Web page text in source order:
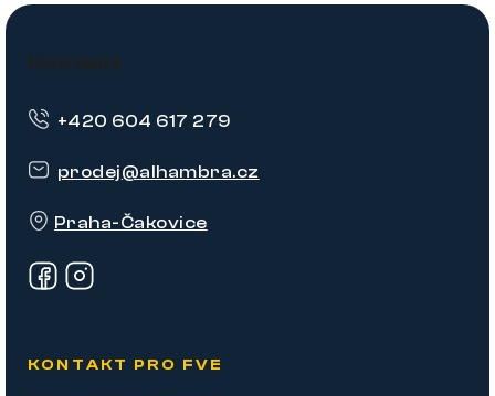
Z
Kontakt
prodej@alhambra.cz
Praha-Čakovice
+420 604 617 279
KONTAKT PRO FVE